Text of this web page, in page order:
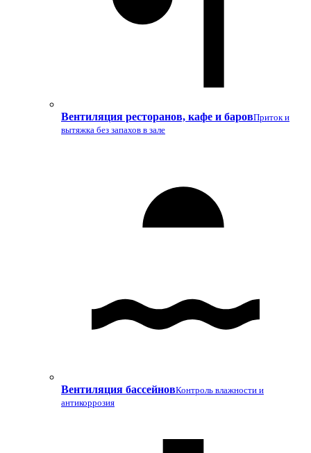
Вентиляция ресторанов, кафе и баровПриток и
вытяжка без запахов в зале
Вентиляция бассейновКонтроль влажности и
антикоррозия